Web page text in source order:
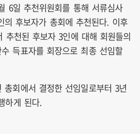
6일 추천위원회를 통해 서류심사
후보자가 총회에 추천된다. 이후
추천된 후보자 3인에 대해 회원들의
득표자를 회장으로 최종 선임할
총회에서 결정한 선임일로부터 3년
하게 된다.